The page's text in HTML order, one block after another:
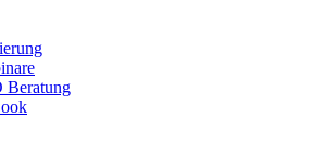
Beratung